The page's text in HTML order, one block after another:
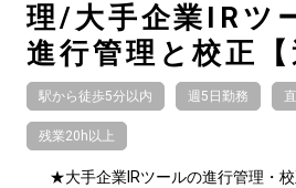
理/大手企業IRツ
進行管理と校正【
駅から徒歩5分以内 週5日勤務
残業20h以上
★大手企業IRツールの進行管理・校